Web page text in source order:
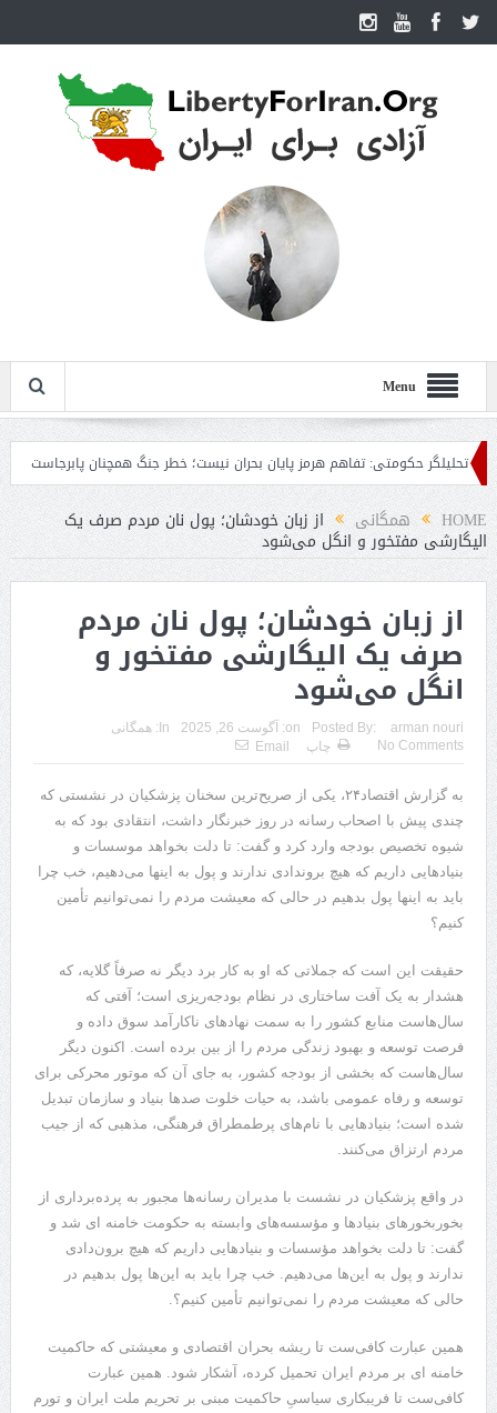
Menu
حکومتی: تفاهم هرمز پایان بحران نیست؛ خطر جنگ همچنان پابرجاست
HOME همگانی از زبان خودشان؛ پول نان مردم صرف یک
الیگارشی مفتخور و انگل می‌شود
از زبان خودشان؛ پول نان مردم
صرف یک الیگارشی مفتخور و
انگل می‌شود
Posted By: arman nouri
on: آگوست 26, 2025 In: همگانی
No Comments
چاپ Email
به گزارش اقتصاد۲۴، یکی از صریح‌ترین سخنان پزشکیان در نشستی که
چندی پیش با اصحاب رسانه در روز خبرنگار داشت، انتقادی بود که به
شیوه تخصیص بودجه وارد کرد و گفت: تا دلت بخواهد موسسات و
بنیاد‌هایی داریم که هیچ بروندادی ندارند و پول به اینها می‌دهیم، خب چرا
باید به اینها پول بدهیم در حالی که معیشت مردم را نمی‌توانیم تأمین
کنیم؟
حقیقت این است که جملاتی که او به کار برد دیگر نه صرفاً گلایه، که
هشدار به یک آفت ساختاری در نظام بودجه‌ریزی است؛ آفتی که
سال‌هاست منابع کشور را به سمت نهاد‌های ناکارآمد سوق داده و
فرصت توسعه و بهبود زندگی مردم را از بین برده است. اکنون دیگر
سال‌هاست که بخشی از بودجه کشور، به جای آن که موتور محرکی برای
توسعه و رفاه عمومی باشد، به حیات خلوت صد‌ها بنیاد و سازمان تبدیل
شده است؛ بنیاد‌هایی با نام‌های پرطمطراق فرهنگی، مذهبی که از جیب
مردم ارتزاق می‌کنند.
در واقع پزشکیان در نشست با مدیران رسانه‌ها مجبور به پرده‌برداری از
بخوربخورهای بنیادها و مؤسسه‌های وابسته به حکومت خامنه ای شد و
گفت: تا دلت بخواهد مؤسسات و بنیادهایی داریم که هیچ برون‌دادی
ندارند و پول به این‌ها می‌دهیم. خب چرا باید به این‌ها پول بدهیم در
حالی که معیشت مردم را نمی‌توانیم تأمین کنیم؟.
همین عبارت کافی‌ست تا ریشه‌ بحران اقتصادی و معیشتی که حاکمیت
خامنه ای بر مردم ایران تحمیل کرده، آشکار شود. همین عبارت
کافی‌ست تا فریبکاری سیاسیِ حاکمیت مبنی بر تحریم ملت ایران و تورم